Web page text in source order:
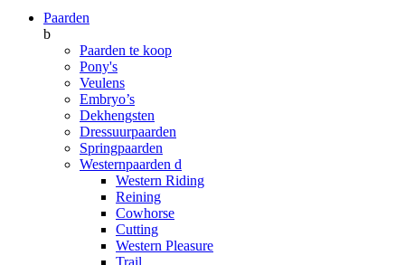
Paarden
b
Paarden te koop
Pony's
Veulens
Embryo’s
Dekhengsten
Dressuurpaarden
Springpaarden
Westernpaarden d
Western Riding
Reining
Cowhorse
Cutting
Western Pleasure
Trail